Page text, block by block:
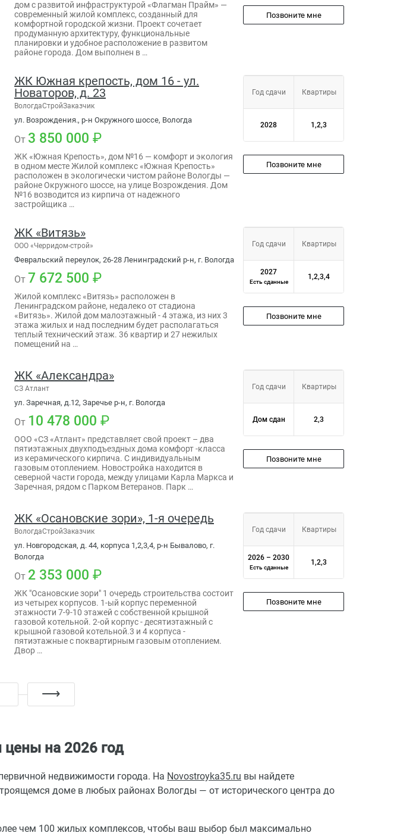
дом с развитой инфраструктурой «Флагман Прайм» —
современный жилой комплекс, созданный для
комфортной городской жизни. Проект сочетает
продуманную архитектуру, функциональные
планировки и удобное расположение в развитом
районе города. Дом выполнен в …
Позвоните мне
ЖК Южная крепость, дом 16 - ул.
Новаторов, д. 23
ВологдаСтройЗаказчик
ул. Возрождения., р-н Окружного шоссе, Вологда
От 3 850 000
ЖК «Южная Крепость», дом №16 — комфорт и экология
в одном месте Жилой комплекс «Южная Крепость»
расположен в экологически чистом районе Вологды —
районе Окружного шоссе, на улице Возрождения. Дом
№16 возводится из кирпича от надежного
застройщика …
Год сдачи Квартиры
2028 1,2,3
Позвоните мне
ЖК «Витязь»
ООО «Черридом-строй»
Февральский переулок, 26-28 Ленинградский р-н, г. Вологда
От 7 672 500
Жилой комплекс «Витязь» расположен в
Ленинградском районе, недалеко от стадиона
«Витязь». Жилой дом малоэтажный - 4 этажа, из них 3
этажа жилых и над последним будет располагаться
теплый технический этаж. 36 квартир и 27 нежилых
помещений на …
Год сдачи Квартиры
2027
Есть сданные
1,2,3,4
Позвоните мне
ЖК «Александра»
СЗ Атлант
ул. Заречная, д.12, Заречье р-н, г. Вологда
От 10 478 000
ООО «СЗ «Атлант» представляет свой проект – два
пятиэтажных двухподъездных дома комфорт -класса
из керамического кирпича. С индивидуальным
газовым отоплением. Новостройка находится в
северной части города, между улицами Карла Маркса и
Заречная, рядом с Парком Ветеранов. Парк …
Год сдачи Квартиры
Дом сдан 2,3
Позвоните мне
ЖК «Осановские зори», 1-я очередь
ВологдаСтройЗаказчик
ул. Новгородская, д. 44, корпуса 1,2,3,4, р-н Бывалово, г.
Вологда
От 2 353 000
ЖК "Осановские зори" 1 очередь строительства состоит
из четырех корпусов. 1-ый корпус переменной
этажности 7-9-10 этажей с собственной крышной
газовой котельной. 2-ой корпус - десятиэтажный с
крышной газовой котельной.3 и 4 корпуса -
пятиэтажные с поквартирным газовым отоплением.
Двор …
Год сдачи Квартиры
2026 – 2030
Есть сданные
1,2,3
Позвоните мне
на 2026 год
недвижимости города. На Novostroyka35.ru вы найдете
доме в любых районах Вологды — от исторического центра до
чем 100 жилых комплексов, чтобы ваш выбор был максимально